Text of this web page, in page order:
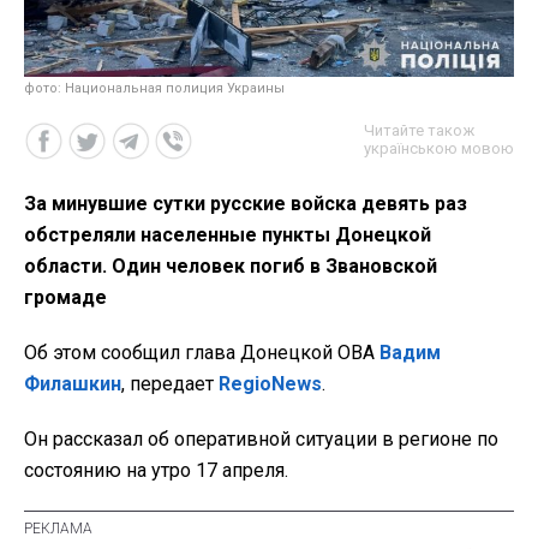
фото: Национальная полиция Украины
Читайте також
українською мовою
За минувшие сутки русские войска девять раз
обстреляли населенные пункты Донецкой
области. Один человек погиб в Звановской
громаде
Об этом сообщил глава Донецкой ОВА Вадим
Филашкин, передает RegioNews.
Он рассказал об оперативной ситуации в регионе по
состоянию на утро 17 апреля.